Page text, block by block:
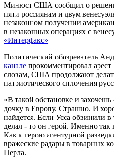
Минюст США сообщил о
пяти россиянам и двум
незаконном получении
в незаконных операциях с
«Интерфакс».
Политический обозреватель
канале прокомментировал
словам, США продолжают
патриотического сплочения
«В такой обстановке и
дочку в Европу. Страшно. И
найдется. Если Усса обвинили
делал - то он герой. Именно так
Как к герою агентурной
вражеские радары в товарных
Перла.